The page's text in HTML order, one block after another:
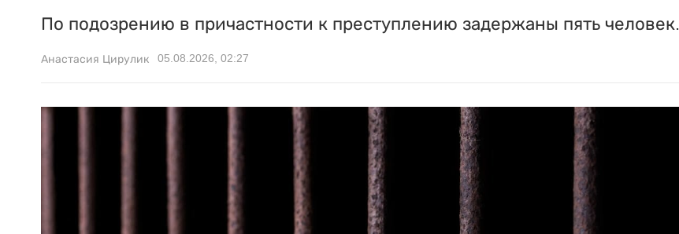
По подозрению в причастности к преступлению задержаны пять человек.
Анастасия Цирулик 05.08.2026, 02:27